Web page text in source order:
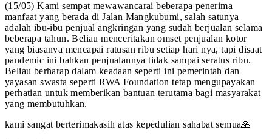
(15/05) Kami sempat mewawancarai beberapa penerima
manfaat yang berada di Jalan Mangkubumi, salah satunya
adalah ibu-ibu penjual angkringan yang sudah berjualan selama
beberapa tahun. Beliau menceritakan omset penjualan kotor
yang biasanya mencapai ratusan ribu setiap hari nya, tapi disaat
pandemic ini bahkan penjualannya tidak sampai seratus ribu.
Beliau berharap dalam keadaan seperti ini pemerintah dan
yayasan swasta seperti RWA Foundation tetap mengupayakan
perhatian untuk memberikan bantuan terutama bagi masyarakat
yang membutuhkan.
kami sangat berterimakasih atas kepedulian sahabat semua🙏